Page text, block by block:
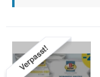
Verpasst!